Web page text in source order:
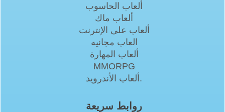
ألعاب الحاسوب
ألعاب ماك
ألعاب على الإنترنت
العاب مجانيه
ألعاب المهارة
MMORPG
ألعاب الأندرويد.
روابط سريعة